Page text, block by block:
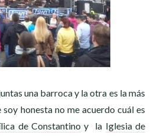
una barroca y la otra es la más
honesta no me acuerdo cuál es
de Constantino y la Iglesia de